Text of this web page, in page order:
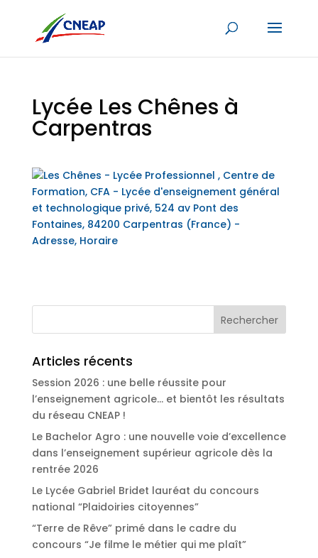
Lycée Les Chênes à
Carpentras
Articles récents
Session 2026 : une belle réussite pour
l’enseignement agricole… et bientôt les résultats
du réseau CNEAP !
Le Bachelor Agro : une nouvelle voie d’excellence
dans l’enseignement supérieur agricole dès la
rentrée 2026
Le Lycée Gabriel Bridet lauréat du concours
national “Plaidoiries citoyennes”
“Terre de Rêve” primé dans le cadre du
concours “Je filme le métier qui me plaît”